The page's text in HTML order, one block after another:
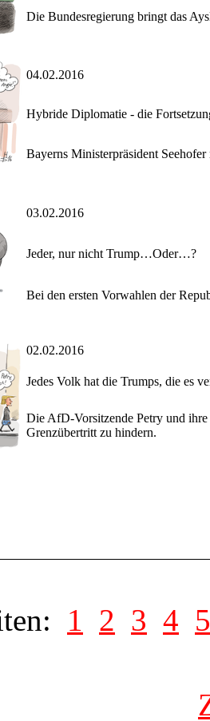
Die Bundesregierung bringt das
04.02.2016
Hybride Diplomatie - die
Bayerns Ministerpräsident
03.02.2016
Jeder, nur nicht Trump…Oder…?
Bei den ersten Vorwahlen der
02.02.2016
Jedes Volk hat die Trumps, die es
Die AfD-Vorsitzende Petry und
Grenzübertritt zu hindern.
1 2 3 4 5